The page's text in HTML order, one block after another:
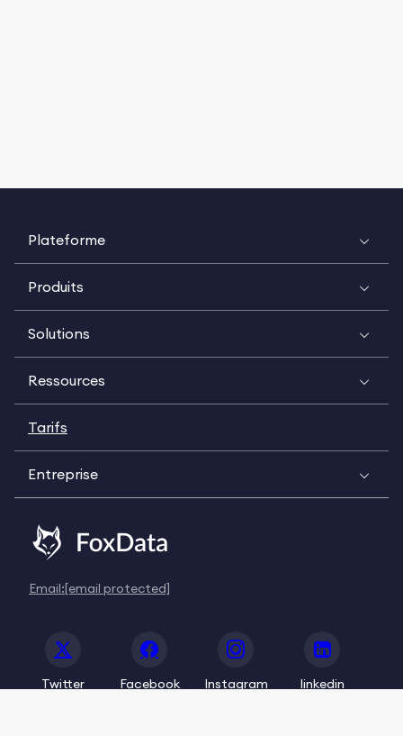
Plateforme
Produits
Solutions
Ressources
Tarifs
Entreprise
Email:[email protected]
Twitter Facebook Instagram linkedin